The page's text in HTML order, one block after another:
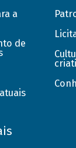
a
de